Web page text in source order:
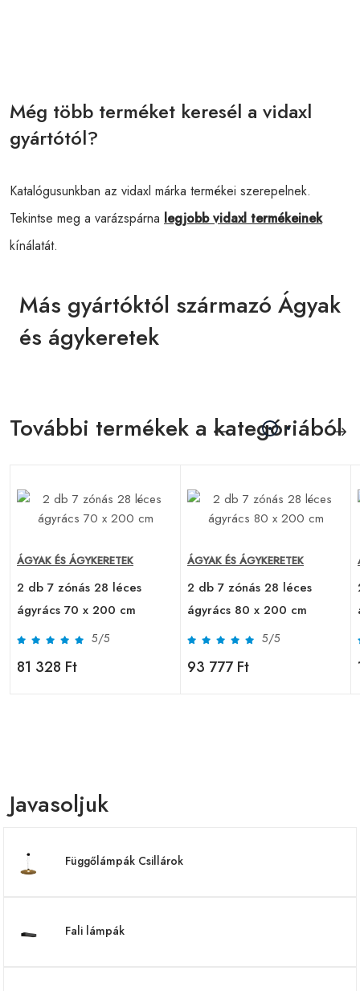
Még több terméket keresél a vidaxl
gyártótól?
Katalógusunkban az vidaxl márka termékei szerepelnek.
Tekintse meg a varázspárna legjobb vidaxl termékeinek
kínálatát.
Más gyártóktól származó Ágyak
és ágykeretek
További termékek a kategóriából
ÁGYAK ÉS ÁGYKERETEK
2 db 7 zónás 28 léces
ágyrács 70 x 200 cm
5/5
81 328 Ft
ÁGYAK ÉS ÁGYKERETEK
2 db 7 zónás 28 léces
ágyrács 80 x 200 cm
5/5
93 777 Ft
Javasoljuk
Függőlámpák Csillárok
Fali lámpák